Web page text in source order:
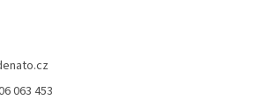
063 453